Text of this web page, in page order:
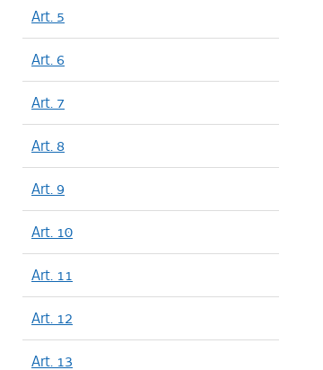
Art. 5
Art. 6
Art. 7
Art. 8
Art. 9
Art. 10
Art. 11
Art. 12
Art. 13